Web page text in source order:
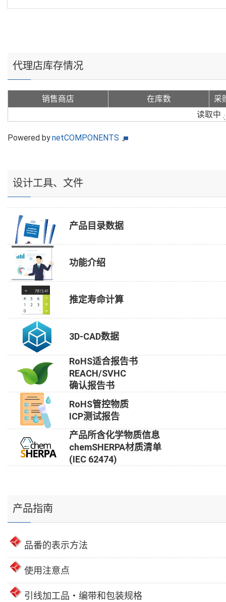
代理店库存情况
销售商店 在库数
采
读取中
Powered bynetCOMPONENTS
设计工具、文件
产品目录数据
功能介绍
推定寿命计算
3D-CAD数据
RoHS适合报告书
REACH/SVHC
确认报告书
RoHS管控物质
ICP测试报告
产品所含化学物质信息
chemSHERPA材质清单
(IEC 62474)
产品指南
品番的表示方法
使用注意点
引线加工品・编带和包装规格